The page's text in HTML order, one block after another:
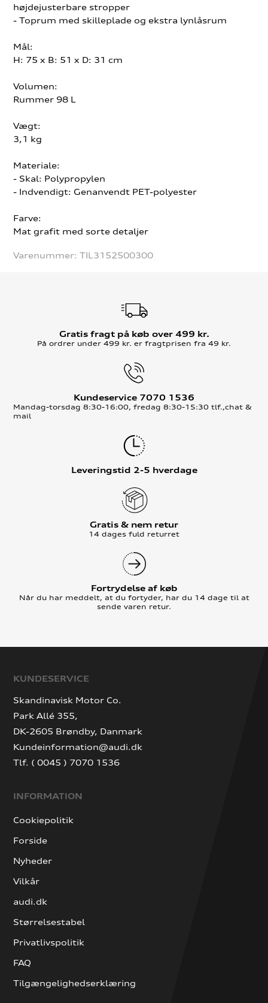
højdejusterbare stropper
- Toprum med skilleplade og ekstra lynlåsrum
Mål:
H: 75 x B: 51 x D: 31 cm
Volumen:
Rummer 98 L
Vægt:
3,1 kg
Materiale:
- Skal: Polypropylen
- Indvendigt: Genanvendt PET-polyester
Farve:
Mat grafit med sorte detaljer
Varenummer:TIL3152500300
Gratis fragt på køb over 499 kr.
På ordrer under 499 kr. er fragtprisen fra 49 kr.
Kundeservice 7070 1536
Mandag-torsdag 8:30-16:00, fredag 8:30-15:30 tlf.,chat &
mail
Leveringstid 2-5 hverdage
Gratis & nem retur
14 dages fuld returret
Fortrydelse af køb
Når du har meddelt, at du fortyder, har du 14 dage til at
sende varen retur.
KUNDESERVICE
Skandinavisk Motor Co.
Park Allé 355,
DK-2605 Brøndby, Danmark
Kundeinformation@audi.dk
Tlf. ( 0045 ) 7070 1536
INFORMATION
Cookiepolitik
Forside
Nyheder
Vilkår
audi.dk
Størrelsestabel
Privatlivspolitik
FAQ
Tilgængelighedserklæring